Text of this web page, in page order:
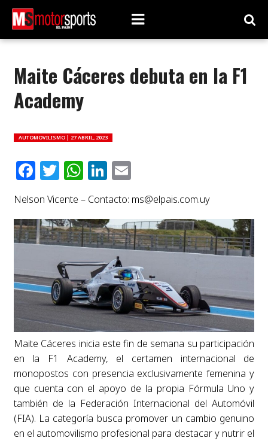
Maite Cáceres debuta en la F1
Academy
AUTOMOVILISMO | 27 ABRIL, 2023
Facebook
Twitter
WhatsApp
LinkedIn
Email
Nelson Vicente – Contacto: ms@elpais.com.uy
Maite Cáceres inicia este fin de semana su participación
en la F1 Academy, el certamen internacional de
monopostos con presencia exclusivamente femenina y
que cuenta con el apoyo de la propia Fórmula Uno y
también de la Federación Internacional del Automóvil
(FIA). La categoría busca promover un cambio genuino
en el automovilismo profesional para destacar y nutrir el